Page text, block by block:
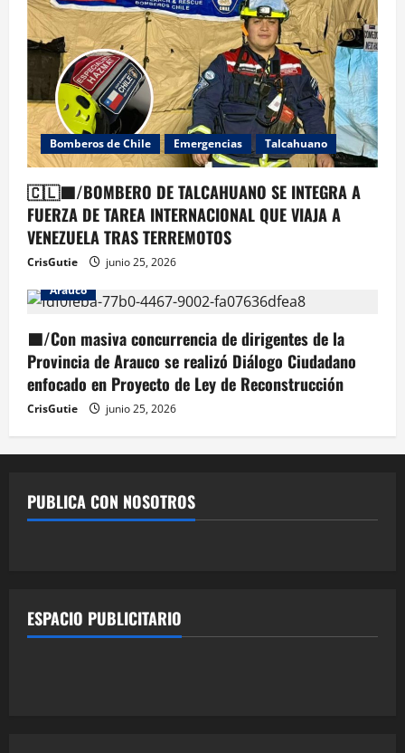
Bomberos de Chile Emergencias Talcahuano
🇨🇱🟦/BOMBERO DE TALCAHUANO SE INTEGRA A
FUERZA DE TAREA INTERNACIONAL QUE VIAJA A
VENEZUELA TRAS TERREMOTOS
CrisGutie
junio 25, 2026
Arauco
🟦/Con masiva concurrencia de dirigentes de la
Provincia de Arauco se realizó Diálogo Ciudadano
enfocado en Proyecto de Ley de Reconstrucción
CrisGutie junio 25, 2026
PUBLICA CON NOSOTROS
ESPACIO PUBLICITARIO